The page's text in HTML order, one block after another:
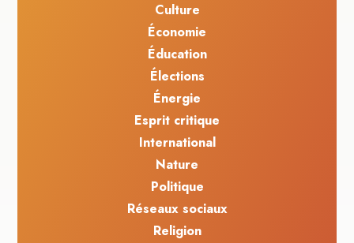
Culture
Économie
Éducation
Élections
Énergie
Esprit critique
International
Nature
Politique
Réseaux sociaux
Religion